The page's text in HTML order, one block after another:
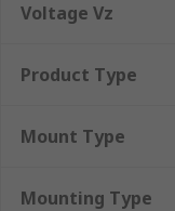
Voltage Vz
Product Type
Mount Type
Mounting Type